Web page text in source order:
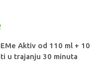
Aktiv od 110 ml + 10
u trajanju 30 minuta